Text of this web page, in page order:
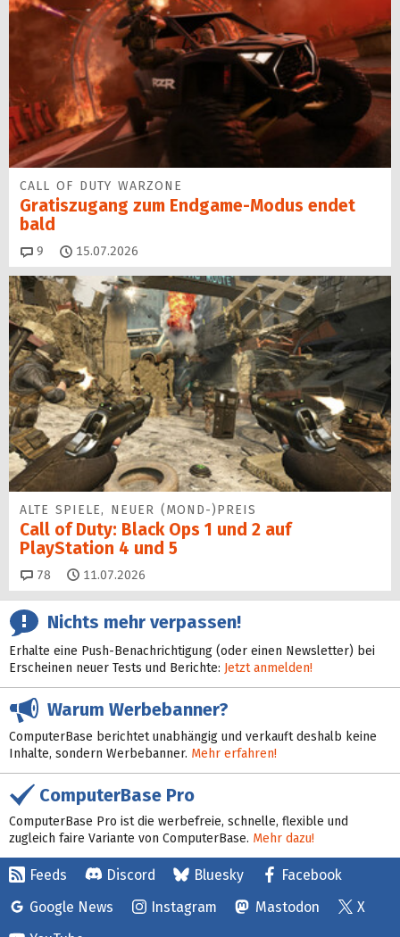
CALL OF DUTY WARZONE
Gratiszugang zum Endgame-Modus endet
bald
9 Kommentare
15.07.2026
ALTE SPIELE, NEUER (MOND-)PREIS
Call of Duty: Black Ops 1 und 2 auf
PlayStation 4 und 5
78 Kommentare
11.07.2026
Nichts mehr verpassen!
Erhalte eine Push-Benachrichtigung (oder einen Newsletter) bei
Erscheinen neuer Tests und Berichte: Jetzt anmelden!
Warum Werbebanner?
ComputerBase berichtet unabhängig und verkauft deshalb keine
Inhalte, sondern Werbebanner. Mehr erfahren!
ComputerBase Pro
ComputerBase Pro ist die werbefreie, schnelle, flexible und
zugleich faire Variante von ComputerBase. Mehr dazu!
Feeds Discord Bluesky
Facebook
Google News
Instagram Mastodon
X